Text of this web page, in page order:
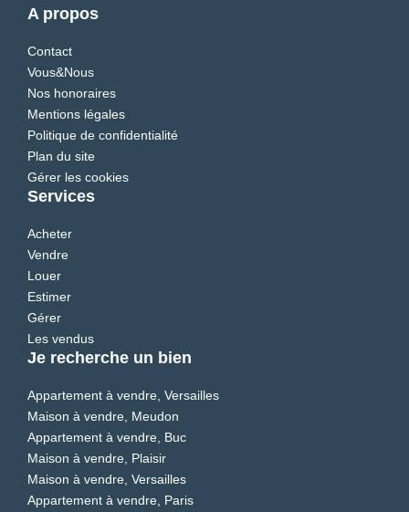
A propos
Contact
Vous&Nous
Nos honoraires
Mentions légales
Politique de confidentialité
Plan du site
Gérer les cookies
Services
Acheter
Vendre
Louer
Estimer
Gérer
Les vendus
Je recherche un bien
Appartement à vendre, Versailles
Maison à vendre, Meudon
Appartement à vendre, Buc
Maison à vendre, Plaisir
Maison à vendre, Versailles
Appartement à vendre, Paris